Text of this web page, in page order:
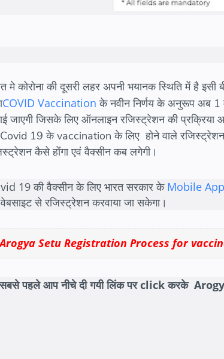
मे कोरोना की दूसरी लहर अपनी भयानक स्थिति में है इसी
COVID Vaccination के नवीन निर्णय के अनुरूप अब
जाएगी जिसके लिए ऑनलाइन रजिस्ट्रेशन की
Covid 19 के vaccination के लिए होने वाले
कैसे होंगा एवं वैक्सीन कब लगेगी।
19 की वैक्सीन के लिए भारत सरकार के Mobile App
से रजिस्ट्रेशन करवाया जा सकेगा।
Arogya Setu Registration Process for
पहले आप नीचे दी गयी लिंक पर click करके